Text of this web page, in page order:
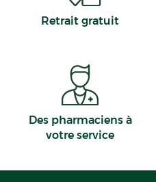
Retrait gratuit
Des pharmaciens à
votre service